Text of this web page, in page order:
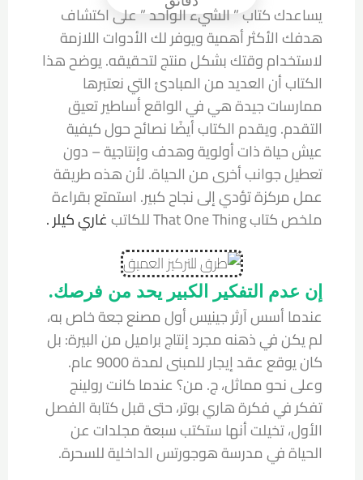
يساعدك كتاب ”الشيء الواحد” على اكتشاف
هدفك الأكثر أهمية ويوفر لك الأدوات اللازمة
لاستخدام وقتك بشكل منتج لتحقيقه. يوضح هذا
الكتاب أن العديد من المبادئ التي نعتبرها
ممارسات جيدة هي في الواقع أساطير تعيق
التقدم. ويقدم الكتاب أيضًا نصائح حول كيفية
عيش حياة ذات أولوية وهدف وإنتاجية – دون
تعطيل جوانب أخرى من الحياة. لأن هذه طريقة
عمل مركزة تؤدي إلى نجاح كبير. استمتع بقراءة
ملخص كتاب That One Thing للكاتب
غاري كيلر .
إن عدم التفكير الكبير يحد من فرصك.
عندما أسس آرثر جينيس أول مصنع جعة خاص به،
لم يكن في ذهنه مجرد إنتاج براميل من البيرة: بل
كان يوقع عقد إيجار للمبنى لمدة 9000 عام.
وعلى نحو مماثل، ج. من؟ عندما كانت رولينج
تفكر في فكرة هاري بوتر، حتى قبل كتابة الفصل
الأول، تخيلت أنها ستكتب سبعة مجلدات عن
الحياة في مدرسة هوجورتس الداخلية للسحرة.